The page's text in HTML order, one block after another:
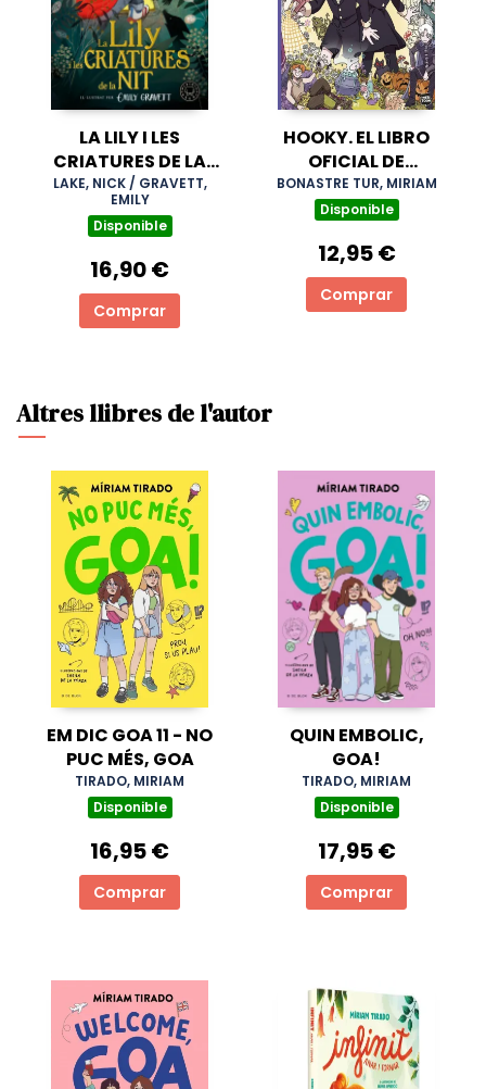
LA LILY I LES
CRIATURES DE LA
NIT
LAKE, NICK / GRAVETT,
EMILY
Disponible
16,90 €
Comprar
HOOKY. EL LIBRO
OFICIAL DE
COLOREAR
BONASTRE TUR, MIRIAM
Disponible
12,95 €
Comprar
Altres llibres de l'autor
EM DIC GOA 11 - NO
PUC MÉS, GOA
TIRADO, MIRIAM
Disponible
16,95 €
Comprar
QUIN EMBOLIC,
GOA!
TIRADO, MIRIAM
Disponible
17,95 €
Comprar